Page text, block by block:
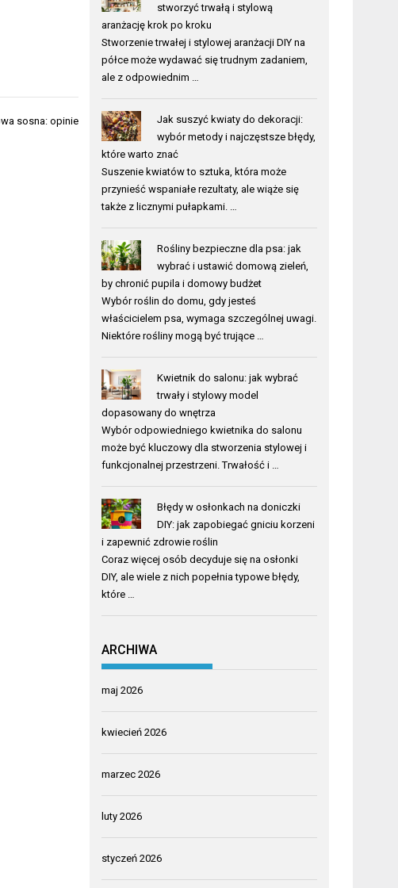
sosna: opinie
stworzyć trwałą i stylową
aranżację krok po kroku
Stworzenie trwałej i stylowej aranżacji DIY na
półce może wydawać się trudnym zadaniem,
ale z odpowiednim …
Jak suszyć kwiaty do dekoracji:
wybór metody i najczęstsze błędy,
które warto znać
Suszenie kwiatów to sztuka, która może
przynieść wspaniałe rezultaty, ale wiąże się
także z licznymi pułapkami. …
Rośliny bezpieczne dla psa: jak
wybrać i ustawić domową zieleń,
by chronić pupila i domowy budżet
Wybór roślin do domu, gdy jesteś
właścicielem psa, wymaga szczególnej uwagi.
Niektóre rośliny mogą być trujące …
Kwietnik do salonu: jak wybrać
trwały i stylowy model
dopasowany do wnętrza
Wybór odpowiedniego kwietnika do salonu
może być kluczowy dla stworzenia stylowej i
funkcjonalnej przestrzeni. Trwałość i …
Błędy w osłonkach na doniczki
DIY: jak zapobiegać gniciu korzeni
i zapewnić zdrowie roślin
Coraz więcej osób decyduje się na osłonki
DIY, ale wiele z nich popełnia typowe błędy,
które …
ARCHIWA
maj 2026
kwiecień 2026
marzec 2026
luty 2026
styczeń 2026